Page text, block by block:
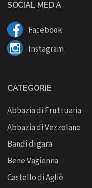
SOCIAL MEDIA
Facebook
Instagram
CATEGORIE
Abbazia di Fruttuaria
Abbazia di Vezzolano
Bandi di gara
Bene Vagienna
Castello di Agliè